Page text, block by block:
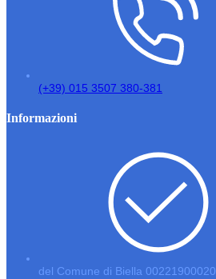
(+39) 015 3507 380-381
Informazioni
del Comune di Biella 00221900020